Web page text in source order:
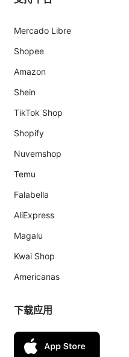
Mercado Libre
Shopee
Amazon
Shein
TikTok Shop
Shopify
Nuvemshop
Temu
Falabella
AliExpress
Magalu
Kwai Shop
Americanas
下载应用